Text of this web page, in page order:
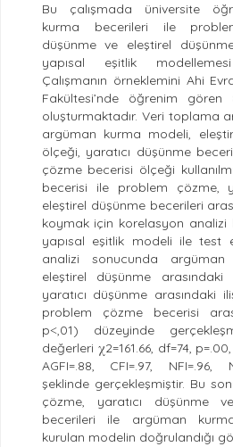
Bu çalışmada üniversite
kurma becerileri ile
düşünme ve eleştirel
yapısal eşitlik
Çalışmanın örneklemini Ahi
Fakültesi’nde öğrenim
oluşturmaktadır. Veri toplama
argüman kurma modeli,
ölçeği, yaratıcı düşünme
çözme becerisi ölçeği
becerisi ile problem çözme,
eleştirel düşünme becerileri
koymak için korelasyon analizi
yapısal eşitlik modeli ile test
analizi sonucunda
eleştirel düşünme arasındaki
yaratıcı düşünme arasındaki
problem çözme becerisi
p˂,01) düzeyinde
değerleri χ2=161.66, df=74, p=.00,
AGFI=.88, CFI=.97, NFI=.96,
şeklinde gerçekleşmiştir. Bu
çözme, yaratıcı düşünme
becerileri ile argüman
kurulan modelin doğrulandığı